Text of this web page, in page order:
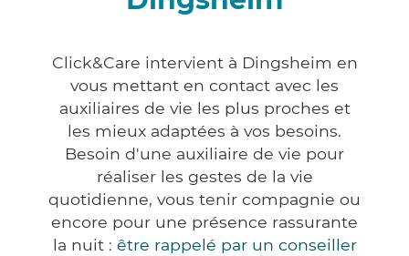
Click&Care intervient à Dingsheim en
vous mettant en contact avec les
auxiliaires de vie les plus proches et
les mieux adaptées à vos besoins.
Besoin d'une auxiliaire de vie pour
réaliser les gestes de la vie
quotidienne, vous tenir compagnie ou
encore pour une présence rassurante
la nuit : être rappelé par un conseiller